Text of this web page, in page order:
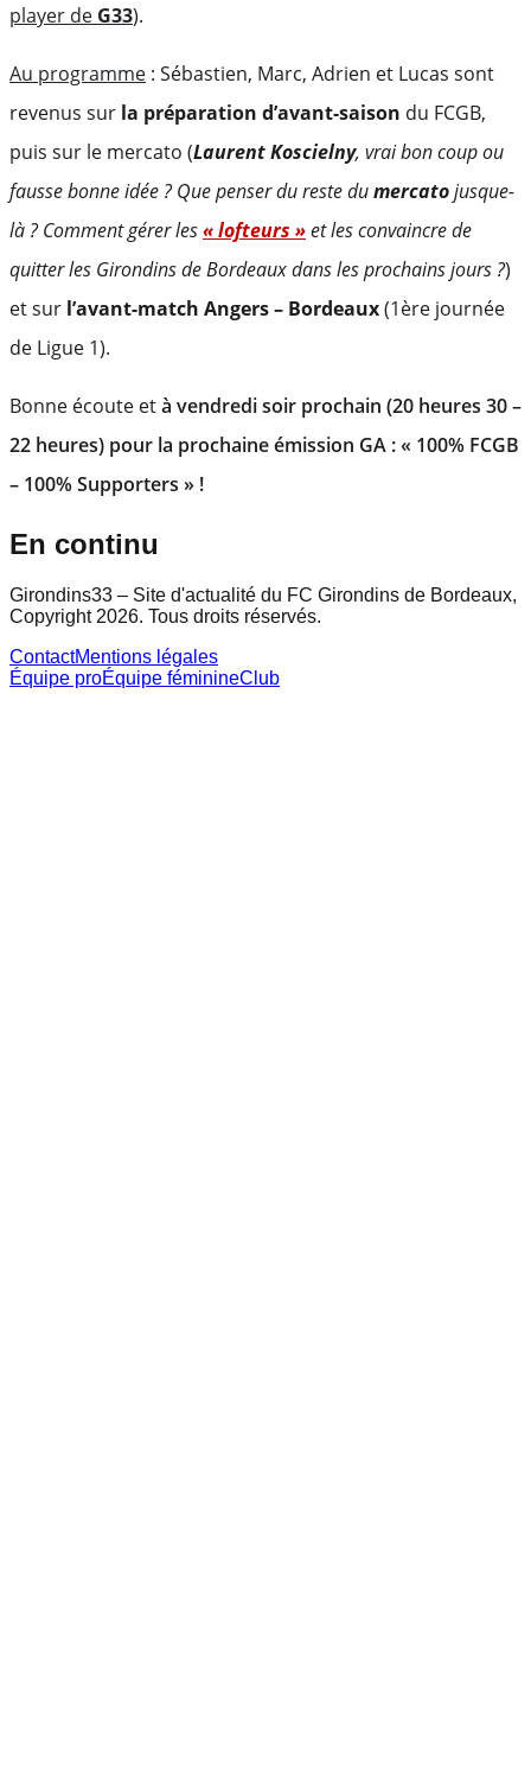
player de G33).
Au programme : Sébastien, Marc, Adrien et Lucas sont
revenus sur la préparation d’avant-saison du FCGB,
puis sur le mercato (Laurent Koscielny, vrai bon coup ou
fausse bonne idée ? Que penser du reste dumercatojusque-
là ? Comment gérer les« lofteurs »et les convaincre de
quitter les Girondins de Bordeaux dans les prochains jours ?)
et sur l’avant-match Angers – Bordeaux(1ère journée
de Ligue 1).
Bonne écoute età vendredi soir prochain (20 heures 30 –
22 heures) pour la prochaine émission GA : « 100% FCGB
– 100% Supporters » !
En continu
Girondins33 – Site d'actualité du FC Girondins de Bordeaux,
Copyright 2026. Tous droits réservés.
ContactMentions légales
Équipe proÉquipe féminineClub